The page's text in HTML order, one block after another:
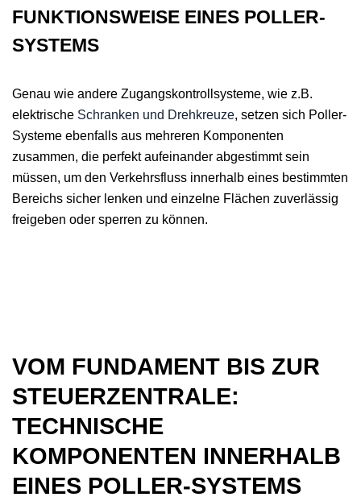
FUNKTIONSWEISE EINES POLLER-
SYSTEMS
Genau wie andere Zugangskontrollsysteme, wie z.B.
elektrische Schranken und Drehkreuze, setzen sich Poller-
Systeme ebenfalls aus mehreren Komponenten
zusammen, die perfekt aufeinander abgestimmt sein
müssen, um den Verkehrsfluss innerhalb eines bestimmten
Bereichs sicher lenken und einzelne Flächen zuverlässig
freigeben oder sperren zu können.
VOM FUNDAMENT BIS ZUR
STEUERZENTRALE:
TECHNISCHE
KOMPONENTEN INNERHALB
EINES POLLER-SYSTEMS